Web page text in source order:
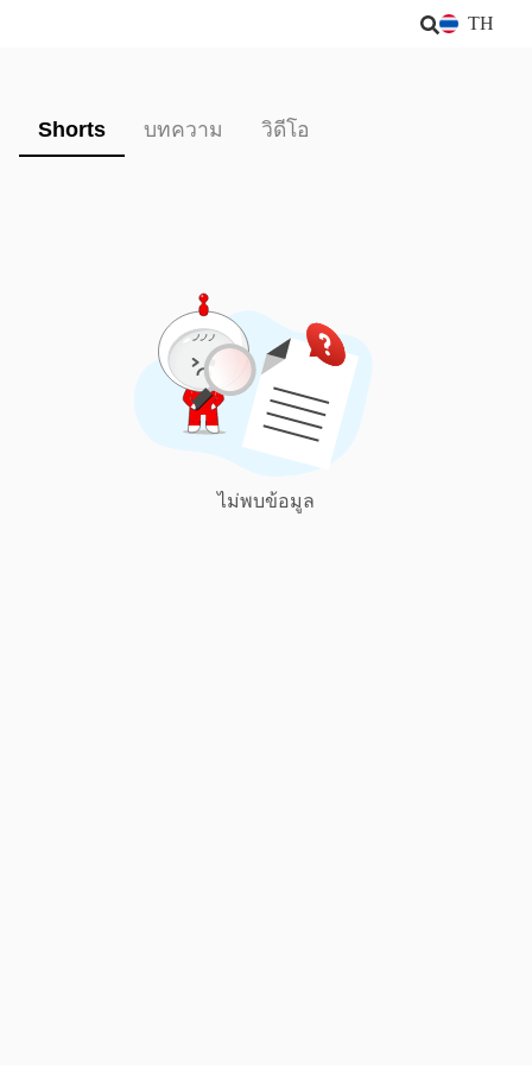
TH
Shorts บทความ วิดีโอ
ไม่พบข้อมูล